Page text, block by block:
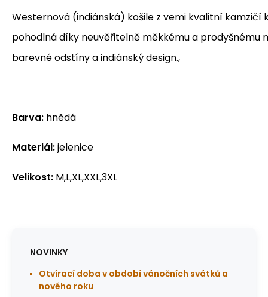
Westernová (indiánská) košile z vemi kvalitní kamzičí
pohodlná díky neuvěřitelně měkkému a prodyšnému
barevné odstíny a indiánský design.,
Barva: hnědá
Materiál:jelenice
Velikost: M,L,XL,XXL,3XL
NOVINKY
Otvírací doba v období vánočních svátků a
nového roku